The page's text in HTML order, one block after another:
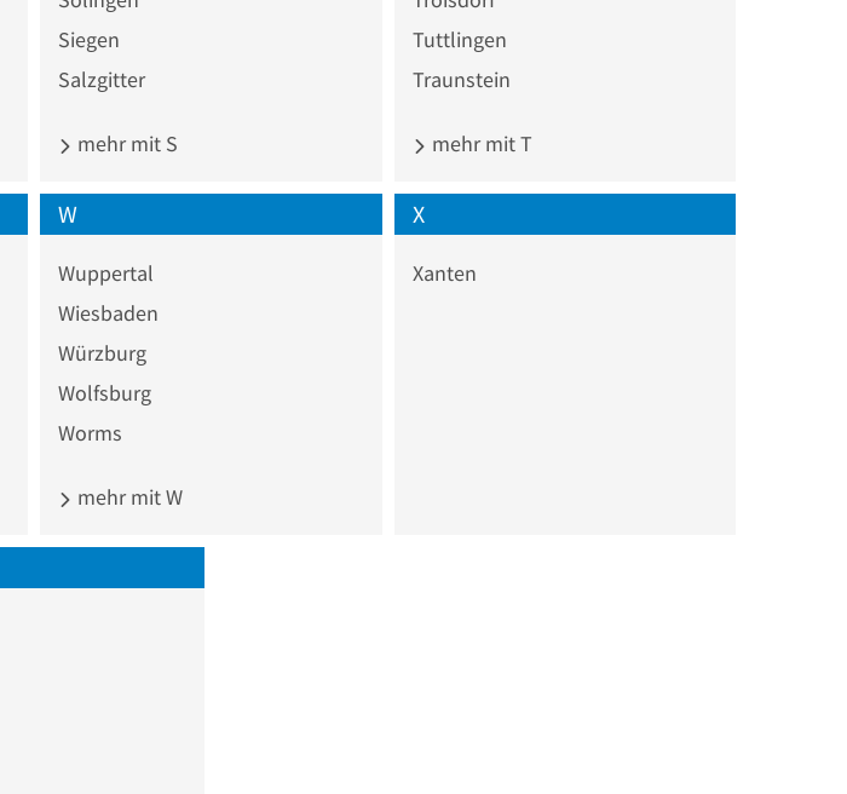
Siegen
Salzgitter
mehr mit S
Tuttlingen
Traunstein
mehr mit T
W
Wuppertal
Wiesbaden
Würzburg
Wolfsburg
Worms
mehr mit W
X
Xanten